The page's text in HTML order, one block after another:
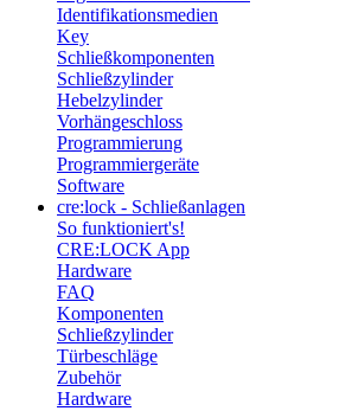
Identifikationsmedien
Key
Schließkomponenten
Schließzylinder
Hebelzylinder
Vorhängeschloss
Programmierung
Programmiergeräte
Software
cre:lock - Schließanlagen
So funktioniert's!
CRE:LOCK App
Hardware
FAQ
Komponenten
Schließzylinder
Türbeschläge
Zubehör
Hardware